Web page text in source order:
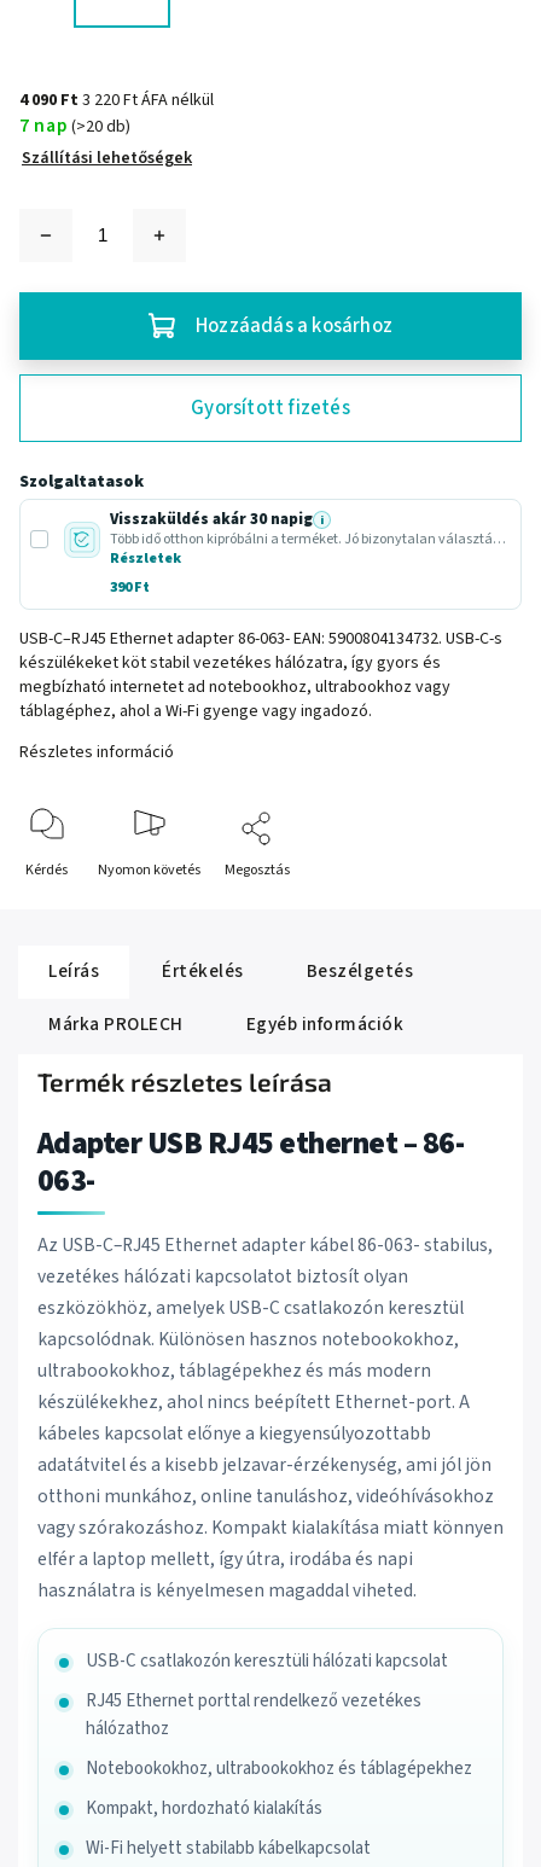
4 090 Ft3 220 Ft ÁFA nélkül
7 nap (>20 db)
Szállítási lehetőségek
Hozzáadás a kosárhoz
Gyorsított fizetés
Szolgaltatasok
Visszaküldés akár 30 napig i
Több idő otthon kipróbálni a terméket. Jó bizonytalan választásnál vagy ajándéknál.
Részletek
390 Ft
USB-C–RJ45 Ethernet adapter 86-063- EAN: 5900804134732. USB-C-s
készülékeket köt stabil vezetékes hálózatra, így gyors és
megbízható internetet ad notebookhoz, ultrabookhoz vagy
táblagéphez, ahol a Wi-Fi gyenge vagy ingadozó.
Részletes információ
Kérdés Nyomon követés Megosztás
Leírás Értékelés
Beszélgetés
Márka PROLECH Egyéb információk
Termék részletes leírása
Adapter USB RJ45 ethernet – 86-
063-
Az USB-C–RJ45 Ethernet adapter kábel 86-063- stabilus,
vezetékes hálózati kapcsolatot biztosít olyan
eszközökhöz, amelyek USB-C csatlakozón keresztül
kapcsolódnak. Különösen hasznos notebookokhoz,
ultrabookokhoz, táblagépekhez és más modern
készülékekhez, ahol nincs beépített Ethernet-port. A
kábeles kapcsolat előnye a kiegyensúlyozottabb
adatátvitel és a kisebb jelzavar-érzékenység, ami jól jön
otthoni munkához, online tanuláshoz, videóhívásokhoz
vagy szórakozáshoz. Kompakt kialakítása miatt könnyen
elfér a laptop mellett, így útra, irodába és napi
használatra is kényelmesen magaddal viheted.
USB-C csatlakozón keresztüli hálózati kapcsolat
RJ45 Ethernet porttal rendelkező vezetékes
hálózathoz
Notebookokhoz, ultrabookokhoz és táblagépekhez
Kompakt, hordozható kialakítás
Wi-Fi helyett stabilabb kábelkapcsolat